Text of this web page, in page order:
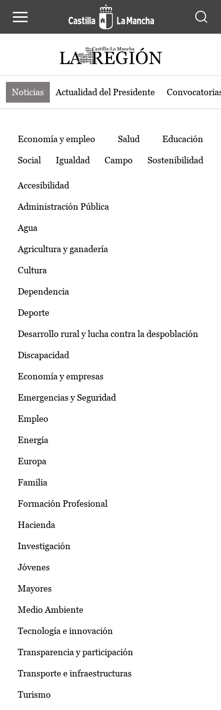
Noticias de la región de Castilla-La
Noticias Actualidad del Presidente
Temas
Economía y empleo Salud Educación
Social Igualdad Campo Sostenibilidad
Accesibilidad
Administración Pública
Agua
Agricultura y ganadería
Cultura
Dependencia
Deporte
Desarrollo rural y lucha contra la despoblación
Discapacidad
Economía y empresas
Emergencias y Seguridad
Empleo
Energía
Europa
Familia
Formación Profesional
Hacienda
Investigación
Jóvenes
Mayores
Medio Ambiente
Tecnología e innovación
Transparencia y participación
Transporte e infraestructuras
Turismo